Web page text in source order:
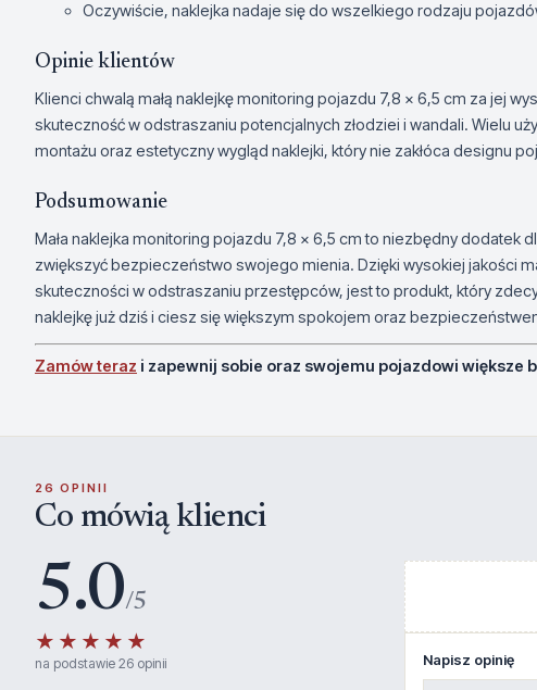
Oczywiście, naklejka nadaje się do wszelkiego rodzaju
Opinie klientów
Klienci chwalą małą naklejkę monitoring pojazdu 7,8 x 6,5 cm za jej
skuteczność w odstraszaniu potencjalnych złodziei i wandali. Wielu
montażu oraz estetyczny wygląd naklejki, który nie zakłóca designu
Podsumowanie
Mała naklejka monitoring pojazdu 7,8 x 6,5 cm to niezbędny dodatek
zwiększyć bezpieczeństwo swojego mienia. Dzięki wysokiej jakości
skuteczności w odstraszaniu przestępców, jest to produkt, który
naklejkę już dziś i ciesz się większym spokojem oraz
Zamów teraz i zapewnij sobie oraz swojemu pojazdowi większe
26 OPINII
Co mówią klienci
5.0/5
★★★★★
na podstawie 26 opinii Napisz opinię